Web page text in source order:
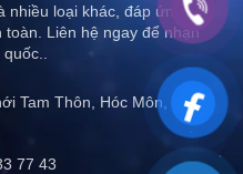
nhiều loại khác, đáp ứng mọi
Liên hệ ngay để nhận
Tam Thôn, Hóc Môn,
77 43